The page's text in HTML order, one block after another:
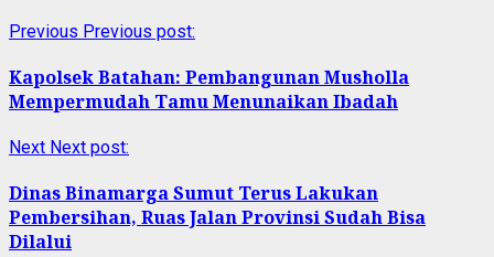
Previous Previous post:
Kapolsek Batahan: Pembangunan Musholla
Mempermudah Tamu Menunaikan Ibadah
Next Next post:
Dinas Binamarga Sumut Terus Lakukan
Pembersihan, Ruas Jalan Provinsi Sudah Bisa
Dilalui